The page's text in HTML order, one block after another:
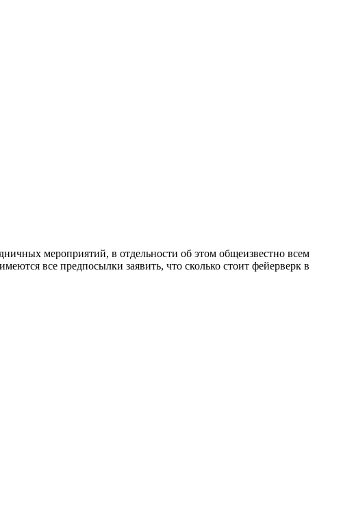
мероприятий, в отдельности об этом общеизвестно всем
все предпосылки заявить, что сколько стоит фейерверк в